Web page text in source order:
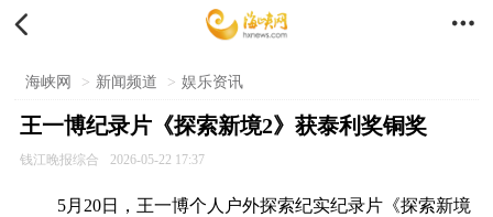
 
海峡网 > 新闻频道 > 娱乐资讯
王一博纪录片《探索新境2》获泰利奖铜奖
钱江晚报综合 2026-05-22 17:37
5月20日，王一博个人户外探索纪实纪录片《探索新境